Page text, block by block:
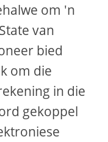
om 'n
van
bied
om die
in die
gekoppel